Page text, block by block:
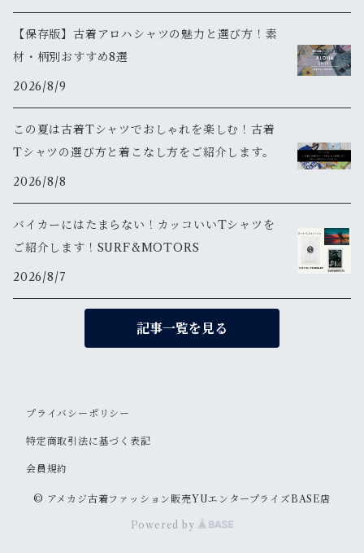
【保存版】古着アロハシャツの魅力と選び方！素
材・柄別おすすめ8選
2026/8/9
この夏は古着Tシャツでおしゃれを楽しむ！古着
Tシャツの選び方と着こなし方をご紹介します。
2026/8/8
バイカーにはたまらない！カッコいいTシャツを
ご紹介します！SURF&MOTORS
2026/8/7
記事一覧を見る
プライバシーポリシー
特定商取引法に基づく表記
会員規約
© アメカジ古着ファッション販売YUエンタープライズBASE店
Powered by